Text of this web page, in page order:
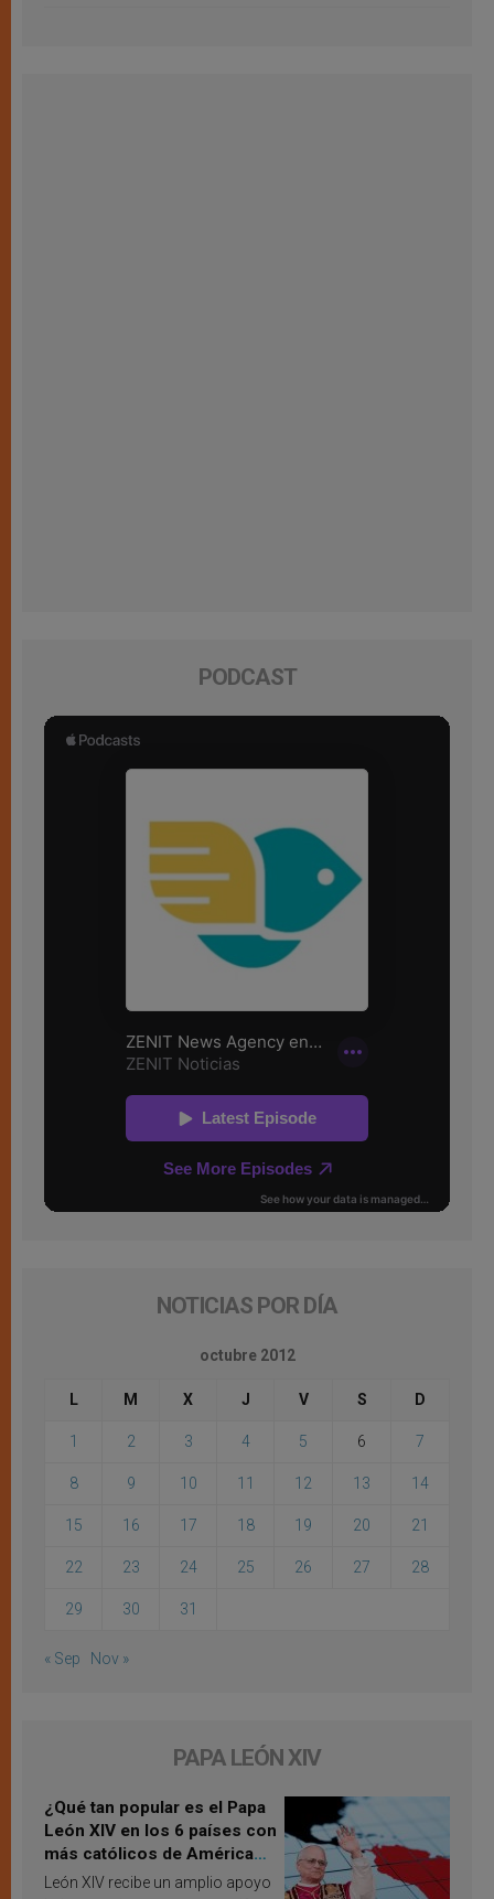
PODCAST
NOTICIAS POR DÍA
octubre 2012
L M X J V S D
1 2 3 4 5 6 7
8 9 10 11 12 13 14
15 16 17 18 19 20 21
22 23 24 25 26 27 28
29 30 31
« Sep Nov »
PAPA LEÓN XIV
¿Qué tan popular es el Papa
León XIV en los 6 países con
más católicos de América
Latina en 2026? Publican
León XIV recibe un amplio apoyo